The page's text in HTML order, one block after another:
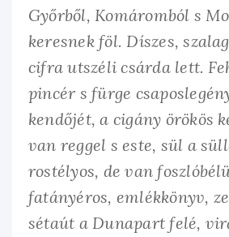
Győrből, Komáromból s
keresnek föl. Díszes,
cifra utszéli csárda lett.
pincér s fürge
kendőjét, a cigány örökös
van reggel s este, sül a
rostélyos, de van
fatányéros, emlékkönyv,
sétaút a Dunapart felé,